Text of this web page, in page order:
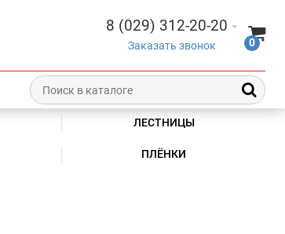
8 (029) 312-20-20
Заказать звонок 0
ЛЕСТНИЦЫ
ПЛЁНКИ